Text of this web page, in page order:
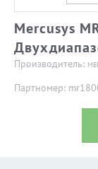
Mercusys
Производитель:
Партномер: